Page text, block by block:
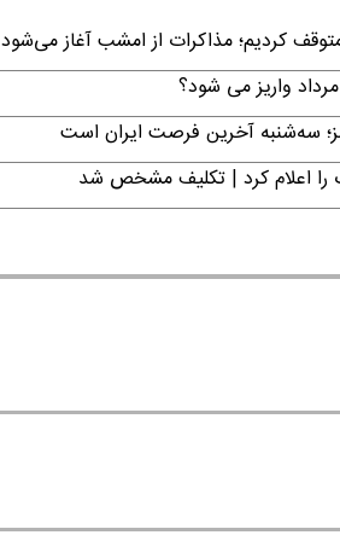
کردیم؛ مذاکرات از امشب آغاز می‌شود
واریز می شود؟
سه‌شنبه آخرین فرصت ایران است
را اعلام کرد | تکلیف مشخص شد